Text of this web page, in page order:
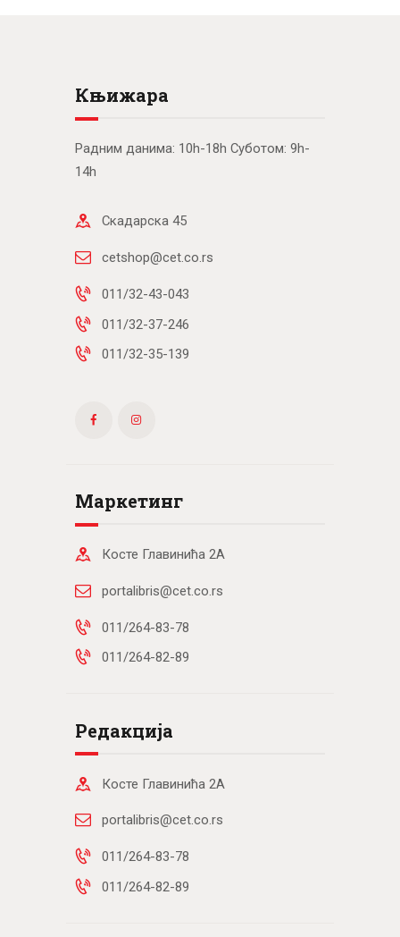
Књижара
Радним данима: 10h-18h Суботом: 9h-
14h
Скадарска 45
cetshop@cet.co.rs
011/32-43-043
011/32-37-246
011/32-35-139
Маркетинг
Косте Главинића 2А
portalibris@cet.co.rs
011/264-83-78
011/264-82-89
Редакција
Косте Главинића 2А
portalibris@cet.co.rs
011/264-83-78
011/264-82-89